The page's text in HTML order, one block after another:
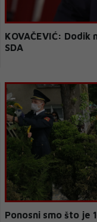
KOVAČEVIĆ:
SDA
Ponosni smo što je